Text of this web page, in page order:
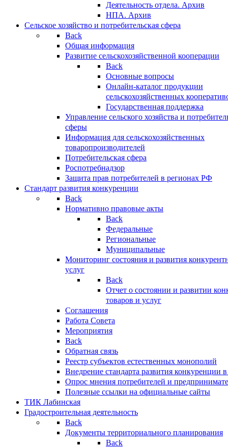
Деятельность отдела. Архив
НПА. Архив
Сельское хозяйство и потребительская сфера
Back
Общая информация
Развитие сельскохозяйственной кооперации
Back
Основные вопросы
Онлайн-каталог продукции
сельскохозяйственных
Государственная поддержка
Управление сельского хозяйства и
сферы
Информация для сельскохозяйственных
товаропроизводителей
Потребительская сфера
Роспотребнадзор
Защита прав потребителей в регионах РФ
Стандарт развития конкуренции
Back
Нормативно правовые акты
Back
Федеральные
Региональные
Муниципальные
Мониторинг состояния и развития
услуг
Back
Отчет о состоянии и развитии
товаров и услуг
Соглашения
Работа Совета
Мероприятия
Back
Обратная связь
Реестр субъектов естественных монополий
Внедрение стандарта развития конкуренции
Опрос мнения потребителей и
Полезные ссылки на официальные сайты
ТИК Лабинская
Градостроительная деятельность
Back
Документы территориального планирования
Back